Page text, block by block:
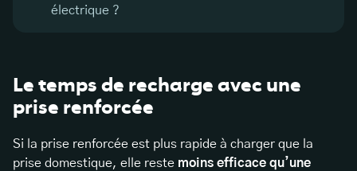
électrique ?
Le temps de recharge avec une
prise renforcée
Si la prise renforcée est plus rapide à charger que la
prise domestique, elle reste moins efficace qu’une